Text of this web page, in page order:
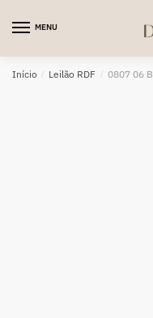
MENU
Início / Leilão RDF / 0807 06